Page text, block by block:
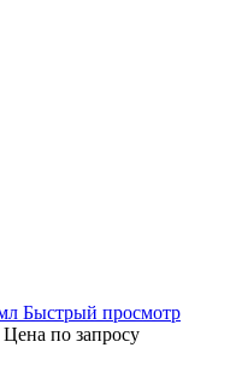
Быстрый просмотр
Цена по запросу